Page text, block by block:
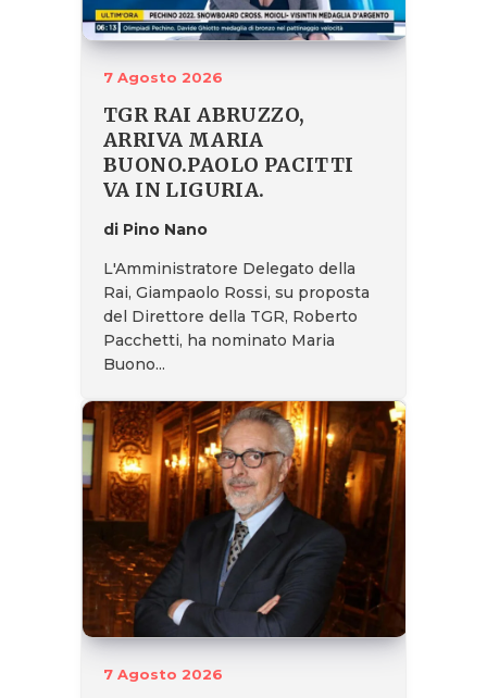
7 Agosto 2026
TGR RAI ABRUZZO,
ARRIVA MARIA
BUONO.PAOLO PACITTI
VA IN LIGURIA.
di Pino Nano
L'Amministratore Delegato della
Rai, Giampaolo Rossi, su proposta
del Direttore della TGR, Roberto
Pacchetti, ha nominato Maria
Buono...
7 Agosto 2026